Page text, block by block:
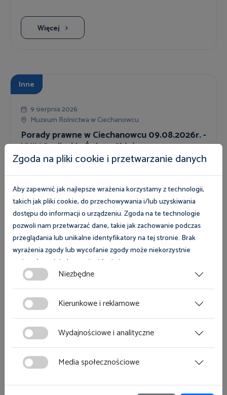
Więcej
Inne
9 sierpnia 2026
Muzeum Rolnictwa w Ciechanowcu
Porady prawne w Ciechanowcu 09.08.2026r. -
XXIV Podlaskie Święto Chleba
Więcej
Targi
Gdańsk, Skwer Heweliusza ul. Korzenna/ ul. Rajska
Stoisko OIP Gdańsk podczas Jarmarku
Dominikańskiego
Więcej
Zgoda na pliki cookie i przetwarzanie danych
Aby zapewnić jak najlepsze wrażenia korzystamy z technologii,
takich jak pliki cookie, do przechowywania i/lub uzyskiwania
dostępu do informacji o urządzeniu. Zgoda na te technologie
pozwoli nam przetwarzać dane, takie jak zachowanie podczas
przeglądania lub unikalne identyfikatory na tej stronie. Brak
wyrażenia zgody lub wycofanie zgody może niekorzystnie
wpłynąć na niektóre cechy i funkcje.
Zgoda na pliki cookies jest dobrowolna i można ją wycofać lub
zmodyfikować w dowolnym momencie klikając w przycisk
ciasteczka w lewym dolnym rogu strony. Więcej informacji
znajdziesz w
Niezbędne
Kierunkowe i reklamowe
Wydajnościowe i analityczne
Media społecznościowe